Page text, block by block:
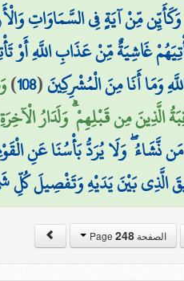
وَكَأَيِّن مِّنْ آيَةٍ فِي السَّمَاوَاتِ
غَاشِيَةٌ مِّنْ عَذَابِ اللَّهِ أَوْ
وَمَا أَنَا مِنَ الْمُشْرِكِينَ(
108
)
مِن قَبْلِهِمْ ۗ وَلَدَارُ الْآخِرَةِ
وَلَا يُرَدُّ بَأْسُنَا عَنِ
الَّذِي بَيْنَ يَدَيْهِ وَتَفْصِيلَ كُلِّ
الصفحة Page248